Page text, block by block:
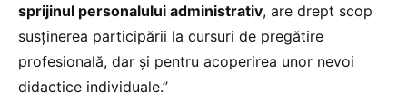
sprijinul personalului administrativ, are drept scop
susținerea participării la cursuri de pregătire
profesională, dar și pentru acoperirea unor nevoi
didactice individuale.”